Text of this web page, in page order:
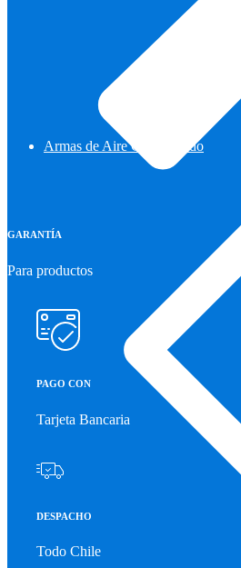
Armas de Aire Comprimido
GARANTÍA
Para productos
PAGO CON
Tarjeta Bancaria
DESPACHO
Todo Chile